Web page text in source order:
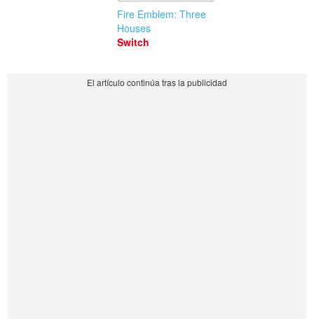
Fire Emblem: Three
Houses
Switch